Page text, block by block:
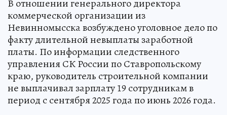
В отношении генерального директора
коммерческой организации из
Невинномысска возбуждено уголовное дело по
факту длительной невыплаты заработной
платы. По информации следственного
управления СК России по Ставропольскому
краю, руководитель строительной компании
не выплачивал зарплату 19 сотрудникам в
период с сентября 2025 года по июнь 2026 года.